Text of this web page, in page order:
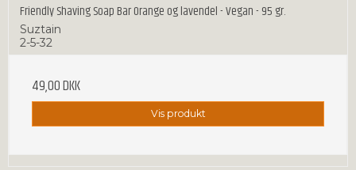
Friendly Shaving Soap Bar Orange og lavendel - Vegan - 95 gr.
Suztain
2-5-32
49,00 DKK
Vis produkt